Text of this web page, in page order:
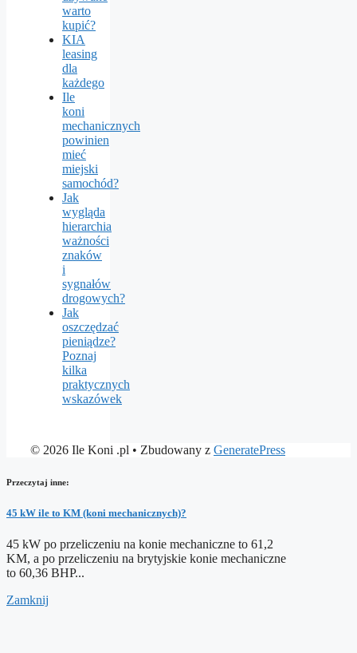
warto
kupić?
KIA
leasing
dla
każdego
Ile
koni
mechanicznych
powinien
mieć
miejski
samochód?
Jak
wygląda
hierarchia
ważności
znaków
i
sygnałów
drogowych?
Jak
oszczędzać
pieniądze?
Poznaj
kilka
praktycznych
wskazówek
© 2026 Ile Koni .pl • Zbudowany z GeneratePress
Przeczytaj inne:
45 kW ile to KM (koni mechanicznych)?
45 kW po przeliczeniu na konie mechaniczne to 61,2
KM, a po przeliczeniu na brytyjskie konie mechaniczne
to 60,36 BHP...
Zamknij